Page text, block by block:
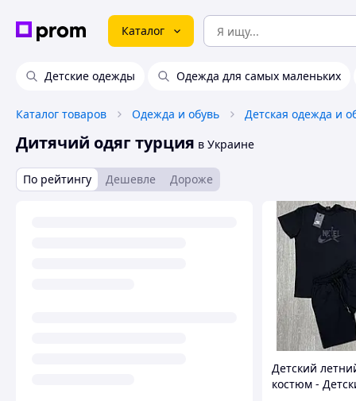
Каталог
Детские одежды Одежда для самых маленьких
Каталог товаров Одежда и обувь Детская одежда и
Дитячий одяг турция в Украине
По рейтингу Дешевле Дороже
Детский
костюм -